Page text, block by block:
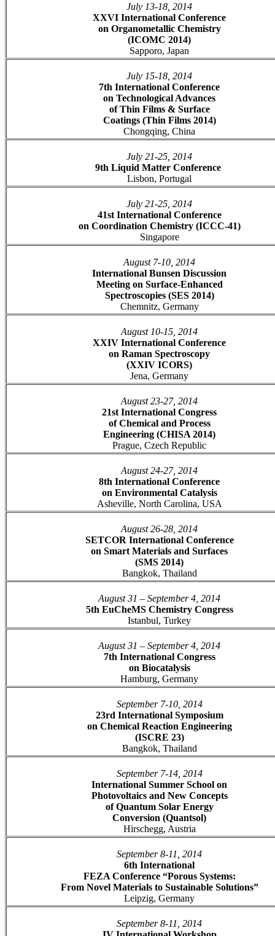
July 13-18, 2014
XXVI International Conference
on Organometallic Chemistry
(ICOMC 2014)
Sapporo, Japan
July 15-18, 2014
7th International Conference
on Technological Advances
of Thin Films & Surface
Coatings (Thin Films 2014)
Chongqing, China
July 21-25, 2014
9th Liquid Matter Conference
Lisbon, Portugal
July 21-25, 2014
41st International Conference
on Coordination Chemistry (ICCC-41)
Singapore
August 7-10, 2014
International Bunsen Discussion
Meeting on Surface-Enhanced
Spectroscopies (SES 2014)
Chemnitz, Germany
August 10-15, 2014
XXIV International Conference
on Raman Spectroscopy
(XXIV ICORS)
Jena, Germany
August 23-27, 2014
21st International Congress
of Chemical and Process
Engineering (CHISA 2014)
Prague, Czech Republic
August 24-27, 2014
8th International Conference
on Environmental Catalysis
Asheville, North Carolina, USA
August 26-28, 2014
SETCOR International Conference
on Smart Materials and Surfaces
(SMS 2014)
Bangkok, Thailand
August 31 – September 4, 2014
5th EuCheMS Chemistry Congress
Istanbul, Turkey
August 31 – September 4, 2014
7th International Congress
on Biocatalysis
Hamburg, Germany
September 7-10, 2014
23rd International Symposium
on Chemical Reaction Engineering
(ISCRE 23)
Bangkok, Thailand
September 7-14, 2014
International Summer School on
Photovoltaics and New Concepts
of Quantum Solar Energy
Conversion (Quantsol)
Hirschegg, Austria
September 8-11, 2014
6th International
FEZA Conference “Porous Systems:
From Novel Materials to Sustainable Solutions”
Leipzig, Germany
September 8-11, 2014